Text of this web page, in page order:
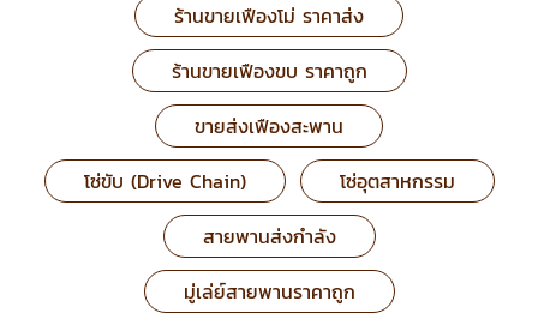
ร้านขายเฟืองโม่ ราคาส่ง
ร้านขายเฟืองขบ ราคาถูก
ขายส่งเฟืองสะพาน
โซ่ขับ (Drive Chain)
โซ่อุตสาหกรรม
สายพานส่งกำลัง
มู่เล่ย์สายพานราคาถูก